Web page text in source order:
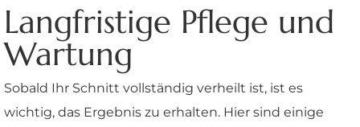
Langfristige Pflege und
Wartung
Sobald Ihr Schnitt vollständig verheilt ist, ist es
wichtig, das Ergebnis zu erhalten. Hier sind einige